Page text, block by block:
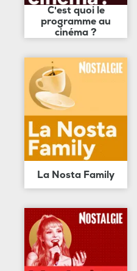
C'est quoi le
programme au
cinéma ?
La Nosta Family